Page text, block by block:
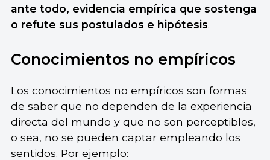
ante todo, evidencia empírica que sostenga
o refute sus postulados e hipótesis.
Conocimientos no empíricos
Los conocimientos no empíricos son formas
de saber que no dependen de la experiencia
directa del mundo y que no son perceptibles,
o sea, no se pueden captar empleando los
sentidos. Por ejemplo: